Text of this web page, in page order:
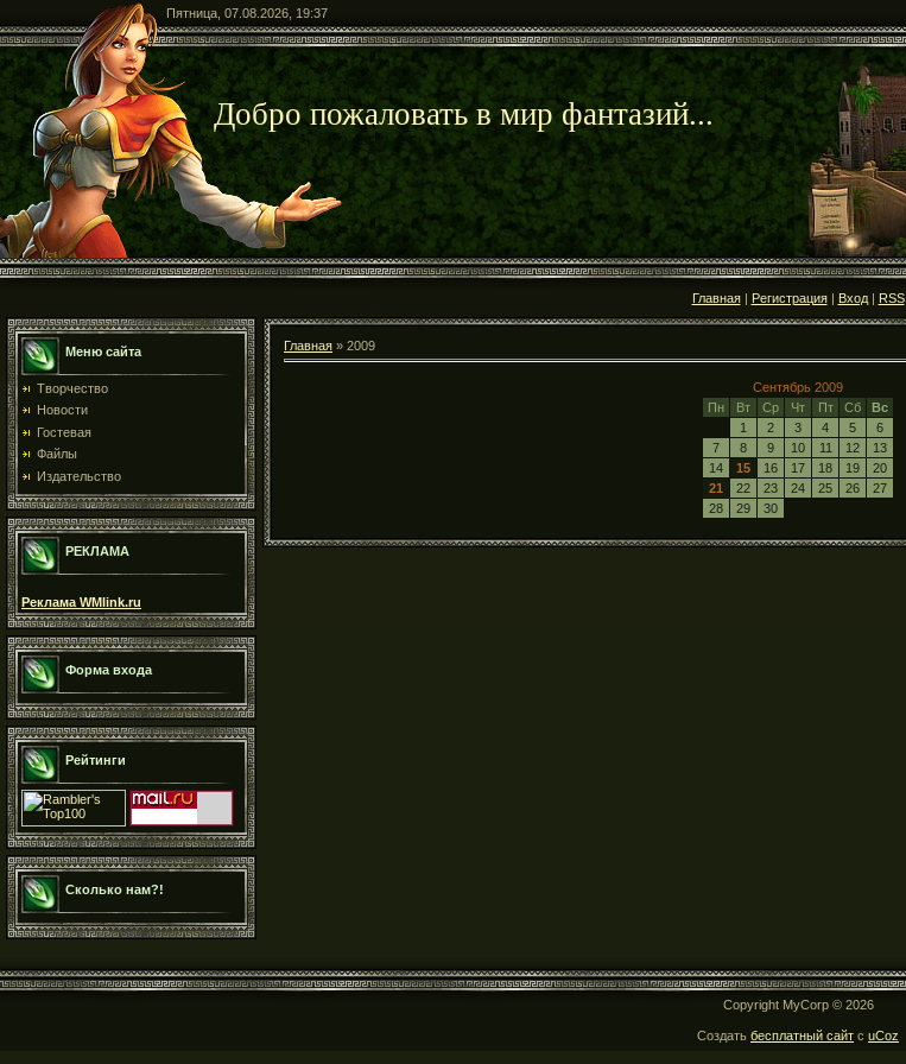
Пятница, 07.08.2026, 19:37
Добро пожаловать в мир фантазий...
Главная| Регистрация| Вход| RSS
Меню сайта
Творчество
Новости
Гостевая
Файлы
Издательство
РЕКЛАМА
Реклама WMlink.ru
Форма входа
Рейтинги
Сколько нам?!
Главная » 2009
Сентябрь 2009
Пн
Вт Ср Чт Пт Сб
Вс
1
2 3 4 5
6
7
8 9 10 11 12
13
14
15 16 17 18 19
20
21
22 23 24 25 26
27
28
29 30
Copyright MyCorp © 2026
Создать бесплатный сайт с uCoz